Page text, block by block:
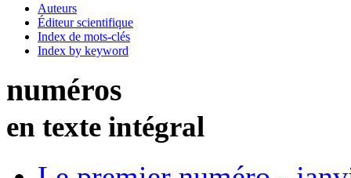
Auteurs
Éditeur scientifique
Index de mots-clés
Index by keyword
numéros
en texte intégral